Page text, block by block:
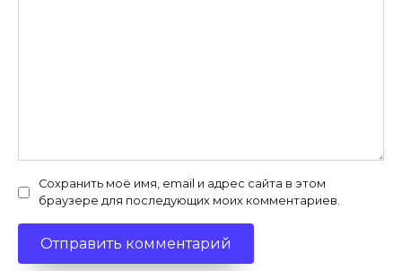
Сохранить моё имя, email и адрес сайта в этом
браузере для последующих моих комментариев.